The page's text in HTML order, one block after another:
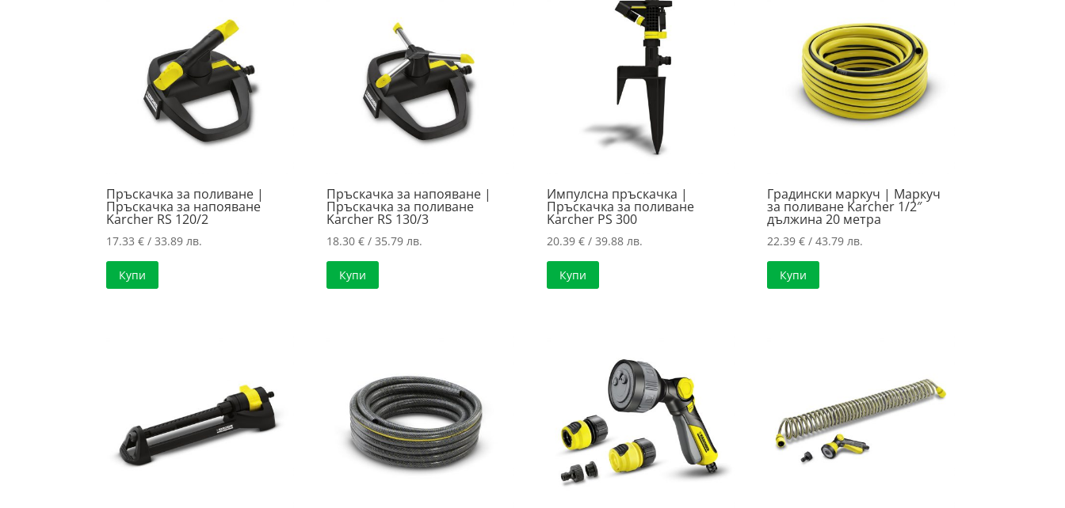
Пръскачка за поливане |
Пръскачка за напояване
Karcher RS 120/2
17.33€ / 33.89 лв.
Купи
Пръскачка за напояване |
Пръскачка за поливане
Karcher RS 130/3
18.30€ / 35.79 лв.
Купи
Импулсна пръскачка |
Пръскачка за поливане
Karcher PS 300
20.39€ / 39.88 лв.
Купи
Градински маркуч | Маркуч
за поливане Karcher 1/2″
дължина 20 метра
22.39€ / 43.79 лв.
Купи